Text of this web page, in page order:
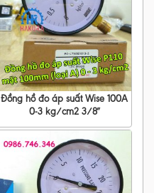
Đồng hồ đo áp suất Wise 100A
0-3 kg/cm2 3/8″